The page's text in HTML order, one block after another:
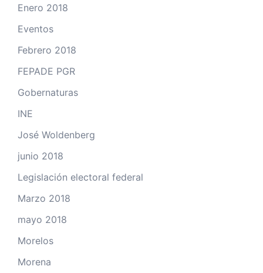
Enero 2018
Eventos
Febrero 2018
FEPADE PGR
Gobernaturas
INE
José Woldenberg
junio 2018
Legislación electoral federal
Marzo 2018
mayo 2018
Morelos
Morena